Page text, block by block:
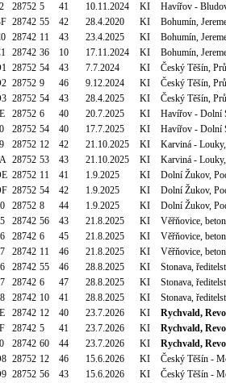
28752 5 41 10.11.2024 KI
Havířov -
28742 55 42 28.4.2020 KI
Bohumín,
28742 11 43 23.4.2025 KI
Bohumín,
28742 36 10 17.11.2024 KI
Bohumín,
28752 54 43 7.7.2024 KI
Český Těšín,
28752 9 46 9.12.2024 KI
Český Těšín,
28752 54 43 28.4.2025 KI
Český Těšín,
28752 6 40 20.7.2025 KI
Havířov - Dolní
28752 54 40 17.7.2025 KI
Havířov - Dolní
28752 12 42 21.10.2025 KI
Karviná -
28752 53 43 21.10.2025 KI
Karviná -
28752 11 41 1.9.2025 KI
Dolní Žukov,
28752 54 42 1.9.2025 KI
Dolní Žukov,
28752 8 44 1.9.2025 KI
Dolní Žukov,
28742 56 43 21.8.2025 KI
Věřňovice,
28742 6 45 21.8.2025 KI
Věřňovice,
28742 11 46 21.8.2025 KI
Věřňovice,
28742 55 46 28.8.2025 KI
Stonava,
28742 6 47 28.8.2025 KI
Stonava,
28742 10 41 28.8.2025 KI
Stonava,
28742 12 40 23.7.2026 KI
Rychvald,
28742 5 41 23.7.2026 KI
Rychvald,
28742 60 44 23.7.2026 KI
Rychvald,
28752 12 46 15.6.2026 KI
Český Těšín -
28752 56 43 15.6.2026 KI
Český Těšín -